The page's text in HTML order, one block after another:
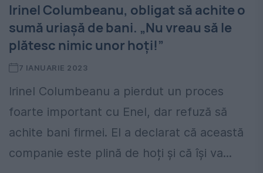
Irinel Columbeanu, obligat să achite o
sumă uriașă de bani. „Nu vreau să le
plătesc nimic unor hoți!”
7 IANUARIE 2023
Irinel Columbeanu a pierdut un proces
foarte important cu Enel, dar refuză să
achite bani firmei. El a declarat că această
companie este plină de hoți și că își va...